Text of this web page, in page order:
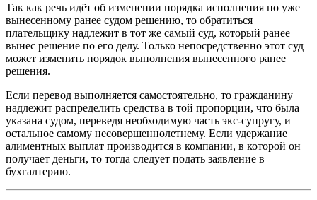
Так как речь идёт об изменении порядка исполнения по уже
вынесенному ранее судом решению, то обратиться
плательщику надлежит в тот же самый суд, который ранее
вынес решение по его делу. Только непосредственно этот суд
может изменить порядок выполнения вынесенного ранее
решения.
Если перевод выполняется самостоятельно, то гражданину
надлежит распределить средства в той пропорции, что была
указана судом, переведя необходимую часть экс-супругу, и
остальное самому несовершеннолетнему. Если удержание
алиментных выплат производится в компании, в которой он
получает деньги, то тогда следует подать заявление в
бухгалтерию.